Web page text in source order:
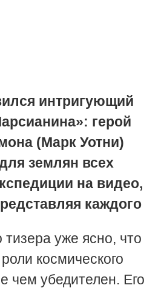
интригующий
герой
(Марк Уотни)
землян всех
на видео,
каждого
тизера уже ясно, что
космического
чем убедителен. Его